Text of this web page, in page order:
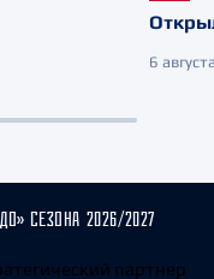
6
СЕЗОНА 2026/2027